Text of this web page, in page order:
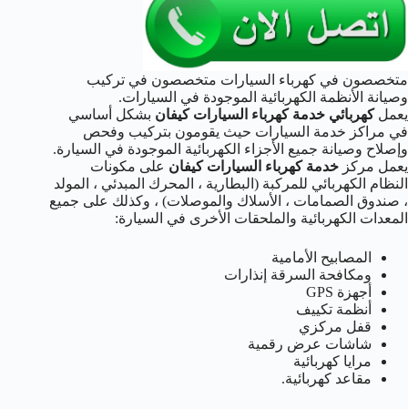
متخصصون في كهرباء السيارات متخصصون في تركيب
وصيانة الأنظمة الكهربائية الموجودة في السيارات.
يعملكهربائي خدمة كهرباء السيارات كيفان بشكل أساسي
في مراكز خدمة السيارات حيث يقومون بتركيب وفحص
وإصلاح وصيانة جميع الأجزاء الكهربائية الموجودة في السيارة.
يعمل مركز خدمة كهرباء السيارات كيفان على مكونات
النظام الكهربائي للمركبة (البطارية ، المحرك المبدئي ، المولد
، صندوق الصمامات ، الأسلاك والموصلات) ، وكذلك على جميع
المعدات الكهربائية والملحقات الأخرى في السيارة:
المصابيح الأمامية
ومكافحة السرقة إنذارات
أجهزة GPS
أنظمة تكييف
قفل مركزي
شاشات عرض رقمية
مرايا كهربائية
مقاعد كهربائية.